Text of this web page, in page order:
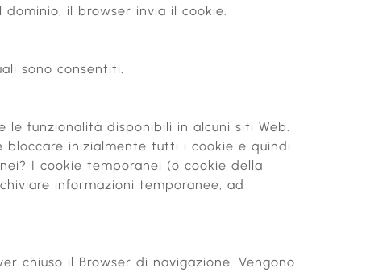
il browser invia il cookie.
sono consentiti.
funzionalità disponibili in alcuni siti Web.
bloccare inizialmente tutti i cookie e quindi
I cookie temporanei (o cookie della
informazioni temporanee, ad
chiuso il Browser di navigazione. Vengono